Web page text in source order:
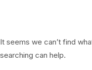
It seems we can’t find
searching can help.